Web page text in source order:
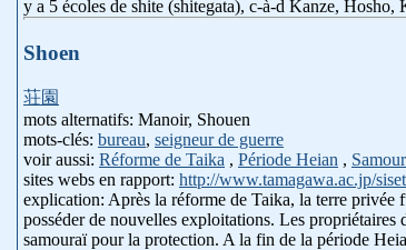
y a 5 écoles de shite (shitegata), c-à-d Kanze,
Shoen
荘園
mots alternatifs: Manoir, Shouen
mots-clés: bureau, seigneur de guerre
voir aussi: Réforme de Taika , Période Heian ,
sites webs en rapport: http://www.tamagawa.ac.jp/
explication: Après la réforme de Taika, la terre privée
posséder de nouvelles exploitations. Les propriétaires
samouraï pour la protection. A la fin de la période